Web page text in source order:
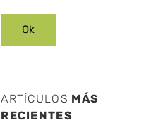
ARTÍCULOS MÁS
RECIENTES